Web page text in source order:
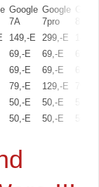
Google
7A
Google
7pro
149,-E 299,-E
69,-E 69,-E
69,-E 69,-E
79,-E 129,-E
50,-E 50,-E
50,-E
50,-E 50,-E 50,-E